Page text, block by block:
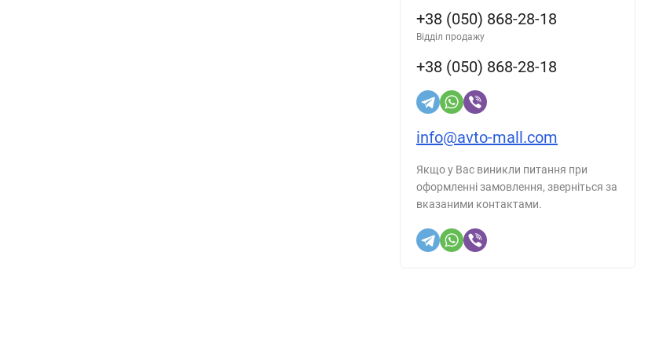
+38 (050) 868-28-18
Відділ продажу
+38 (050) 868-28-18
info@avto-mall.com
Якщо у Вас виникли питання при
оформленні замовлення, зверніться за
вказаними контактами.